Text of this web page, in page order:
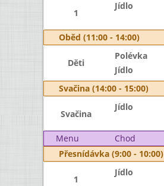
1
Jídlo
Oběd (11:00 - 14:00)
Děti
Polévka
Jídlo
Svačina (14:00 - 15:00)
Svačina
Jídlo
Menu Chod
Přesnídávka (9:00 - 10:00)
1
Jídlo